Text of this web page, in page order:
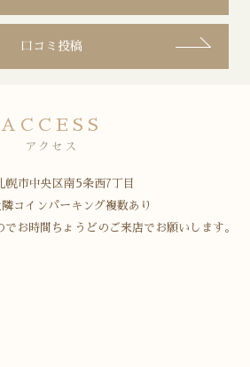
口コミ投稿
ACCESS
アクセス
幌市中央区南5条西7丁目
コインパーキング複数あり
お時間ちょうどのご来店でお願いします。